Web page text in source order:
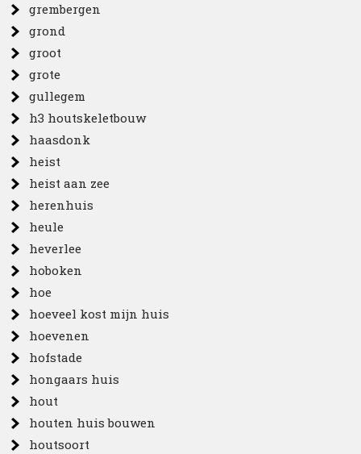
grembergen
grond
groot
grote
gullegem
h3 houtskeletbouw
haasdonk
heist
heist aan zee
herenhuis
heule
heverlee
hoboken
hoe
hoeveel kost mijn huis
hoevenen
hofstade
hongaars huis
hout
houten huis bouwen
houtsoort